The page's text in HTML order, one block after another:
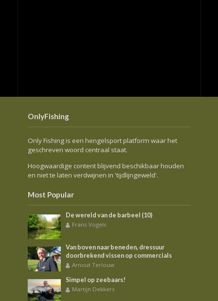
OnlyFishing
Only Fishing is een hengelsport platform waar het
geschreven woord centraal staat.
Hoogwaardige content blijvend beschikbaar houden
en niet te laten verdwijnen in 'tijdlijngeweld'.
Most Popular
De wereld van de barbeel (10)
Frans Vogels
Van boven naar beneden, dressuur
doorbrekend vissen op commercials
Arnout Terlouw
Simpel op zeebaars!
Martijn Dekkers